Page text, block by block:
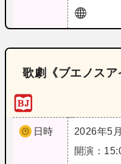
歌劇《ブエノスア
日時
2026年5
開演：